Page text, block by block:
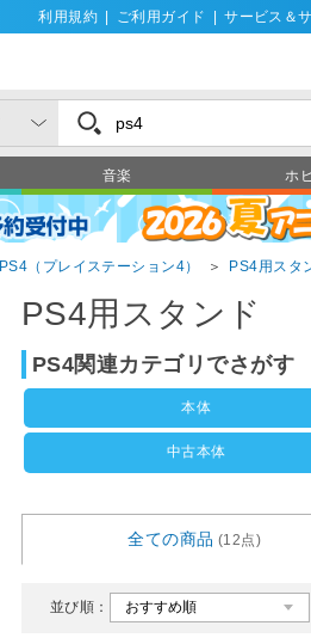
利用規約 ご利用ガイド サービス＆
音楽 ホ
PS4（プレイステーション4） ＞ PS4用スタ
PS4用スタンド
PS4関連カテゴリでさがす
本体
中古本体
全ての商品 (12点)
並び順：